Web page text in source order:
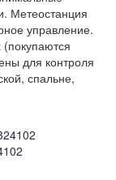
Метеостанция
управление.
для контроля
спальне,